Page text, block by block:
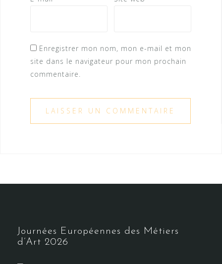
Enregistrer mon nom, mon e-mail et mon
site dans le navigateur pour mon prochain
commentaire.
Journées Européennes des Métiers
d’Art 2026